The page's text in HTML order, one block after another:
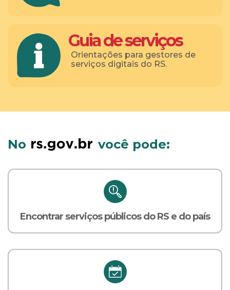
Guia de serviços
Orientações para gestores de
serviços digitais do RS.
No você pode:
Encontrar serviços públicos do RS e do país